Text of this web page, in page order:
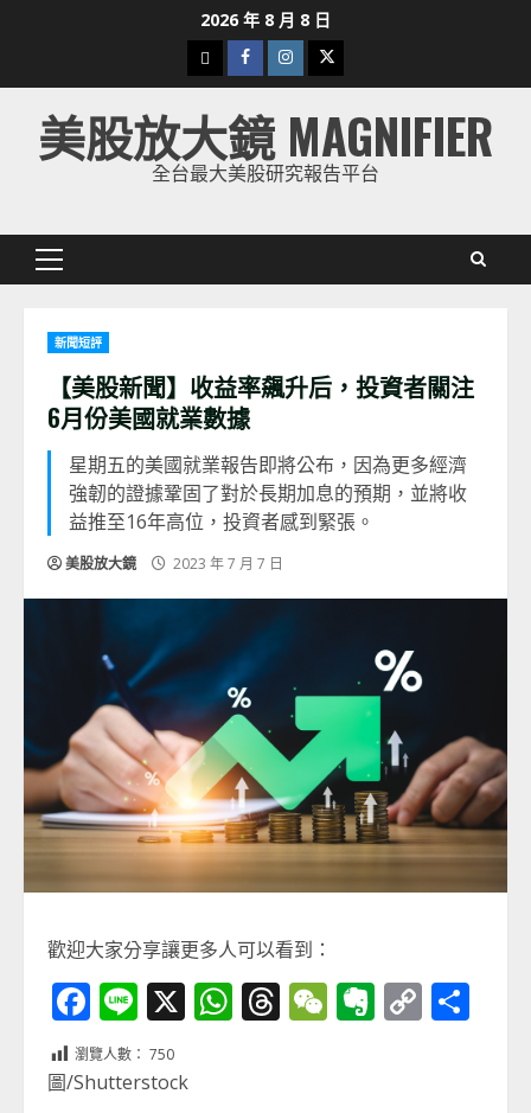
2026 年 8 月 8 日
下
載
美
股
Facebook
Instagram
Twitter
美股放大鏡 MAGNIFIER
全台最大美股研究報告平台
Primary
新聞短評
【美股新聞】收益率飆升后，投資者關注
6月份美國就業數據
星期五的美國就業報告即將公布，因為更多經濟
強韌的證據鞏固了對於長期加息的預期，並將收
益推至16年高位，投資者感到緊張。
美股放大鏡 2023 年 7 月 7 日
歡迎大家分享讓更多人可以看到：
Facebook
Line
X WhatsApp
Threads
WeChat
Evernote
Copy
瀏覽人數： 750
圖/Shutterstock